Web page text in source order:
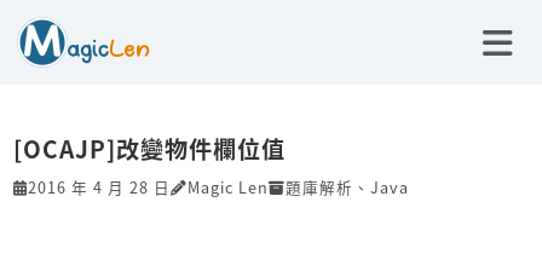
[OCAJP]改變物件欄位值
2016 年 4 月 28 日 Magic Len 題庫解析 、 Java